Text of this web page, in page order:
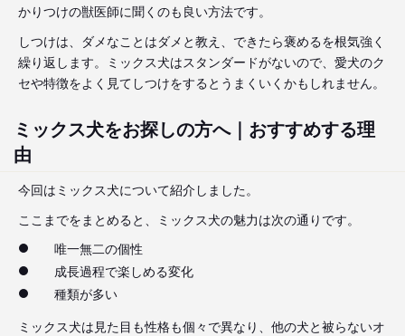
かりつけの獣医師に聞くのも良い方法です。
しつけは、ダメなことはダメと教え、できたら褒めるを根気強く
繰り返します。ミックス犬はスタンダードがないので、愛犬のク
セや特徴をよく見てしつけをするとうまくいくかもしれません。
ミックス犬をお探しの方へ｜おすすめする理
由
今回はミックス犬について紹介しました。
ここまでをまとめると、ミックス犬の魅力は次の通りです。
唯一無二の個性
成長過程で楽しめる変化
種類が多い
ミックス犬は見た目も性格も個々で異なり、他の犬と被らないオ